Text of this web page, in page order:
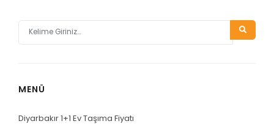
MENÜ
Diyarbakır 1+1 Ev Taşıma Fiyatı